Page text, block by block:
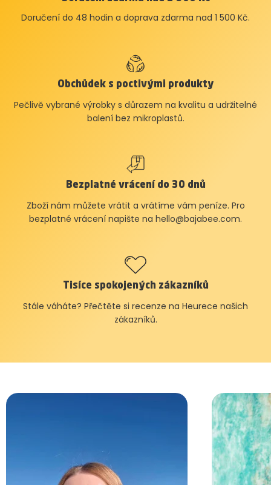
Doručení do 48 hodin a doprava zdarma nad 1 500 Kč.
Obchůdek s poctivými produkty
Pečlivě vybrané výrobky s důrazem na kvalitu a udržitelné
balení bez mikroplastů.
Bezplatné vrácení do 30 dnů
Zboží nám můžete vrátit a vrátíme vám peníze. Pro
bezplatné vrácení napište na hello@bajabee.com.
Tisíce spokojených zákazníků
Stále váháte? Přečtěte si recenze na Heurece našich
zákazníků.